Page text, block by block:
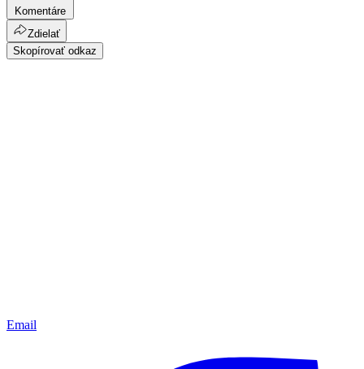
Komentáre
Zdielať
Skopírovať odkaz
Email